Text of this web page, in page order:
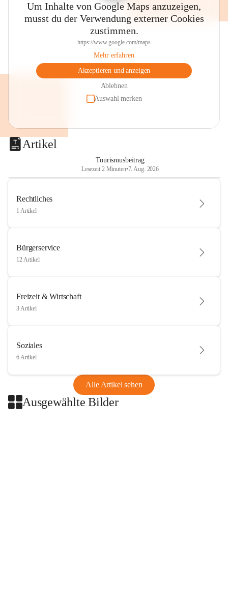
Um Inhalte von Google Maps anzuzeigen,
musst du der Verwendung externer Cookies
zustimmen.
https://www.google.com/maps
Mehr erfahren
Akzeptieren und anzeigen
Ablehnen
Auswahl merken
Artikel
Tourismusbeitrag
Lesezeit 2 Minuten•7. Aug. 2026
Rechtliches
1 Artikel
Bürgerservice
12 Artikel
Freizeit & Wirtschaft
3 Artikel
Soziales
6 Artikel
Alle Artikel sehen
Ausgewählte Bilder